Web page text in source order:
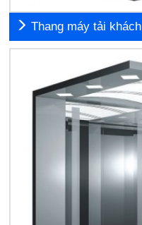
Thang máy tải khách